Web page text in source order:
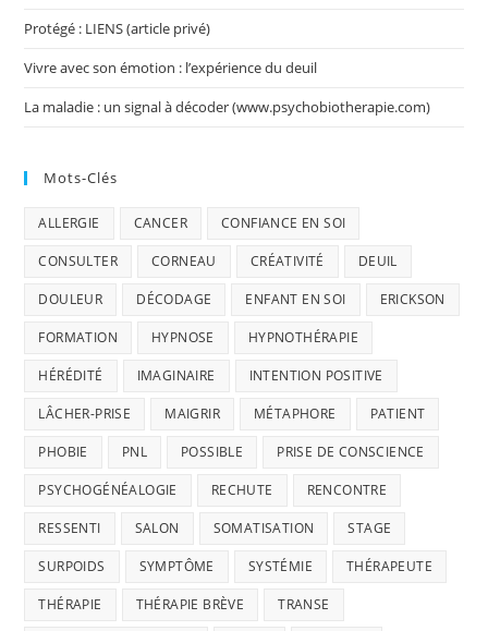
Protégé : LIENS (article privé)
Vivre avec son émotion : l’expérience du deuil
La maladie : un signal à décoder (www.psychobiotherapie.com)
Mots-Clés
ALLERGIE CANCER CONFIANCE EN SOI
CONSULTER CORNEAU CRÉATIVITÉ DEUIL
DOULEUR DÉCODAGE ENFANT EN SOI ERICKSON
FORMATION HYPNOSE HYPNOTHÉRAPIE
HÉRÉDITÉ IMAGINAIRE INTENTION POSITIVE
LÂCHER-PRISE MAIGRIR MÉTAPHORE PATIENT
PHOBIE PNL POSSIBLE PRISE DE CONSCIENCE
PSYCHOGÉNÉALOGIE RECHUTE RENCONTRE
RESSENTI SALON SOMATISATION STAGE
SURPOIDS SYMPTÔME SYSTÉMIE THÉRAPEUTE
THÉRAPIE THÉRAPIE BRÈVE TRANSE